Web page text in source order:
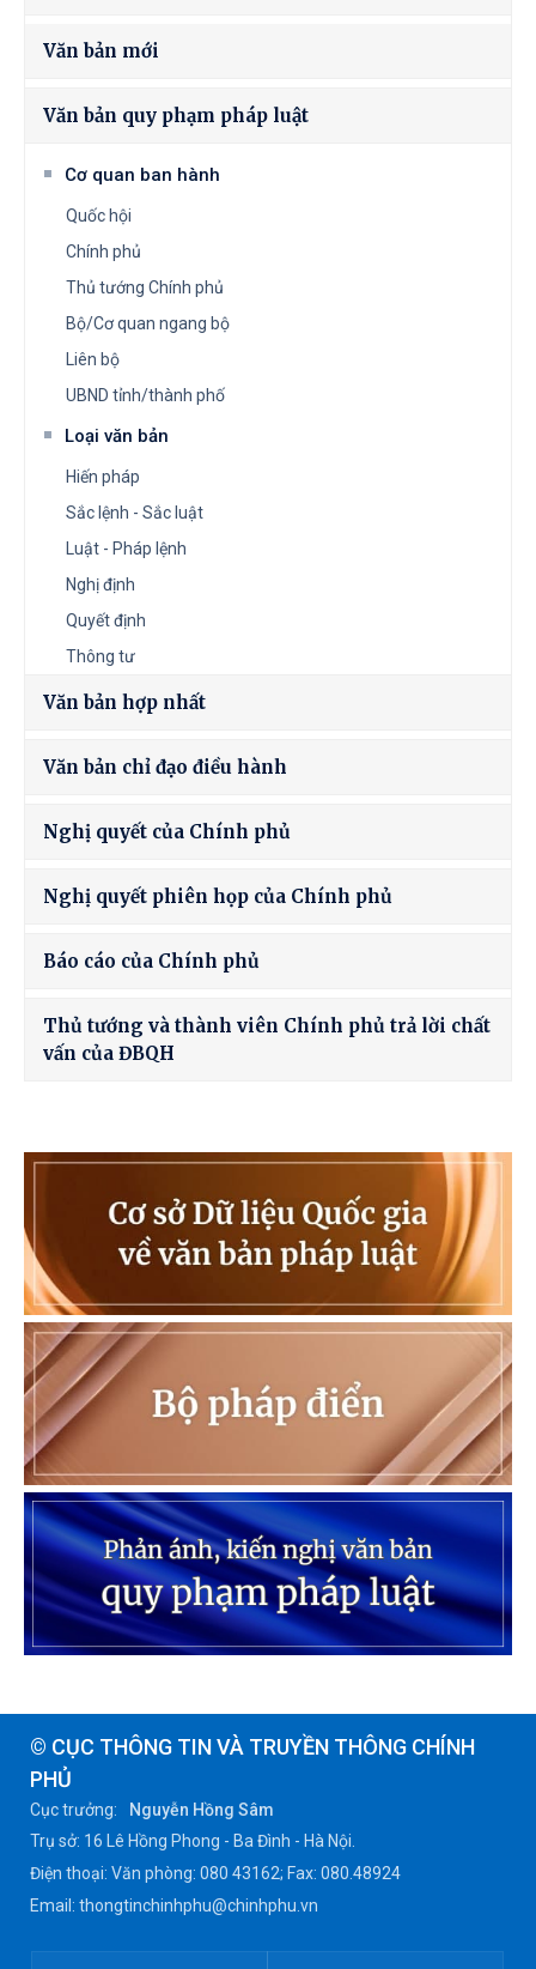
Văn bản mới
Văn bản quy phạm pháp luật
Cơ quan ban hành
Quốc hội
Chính phủ
Thủ tướng Chính phủ
Bộ/Cơ quan ngang bộ
Liên bộ
UBND tỉnh/thành phố
Loại văn bản
Hiến pháp
Sắc lệnh - Sắc luật
Luật - Pháp lệnh
Nghị định
Quyết định
Thông tư
Văn bản hợp nhất
Văn bản chỉ đạo điều hành
Nghị quyết của Chính phủ
Nghị quyết phiên họp của Chính phủ
Báo cáo của Chính phủ
Thủ tướng và thành viên Chính phủ trả lời chất
vấn của ĐBQH
© CỤC THÔNG TIN VÀ TRUYỀN THÔNG CHÍNH
PHỦ
Cục trưởng:
Nguyễn Hồng Sâm
Trụ sở: 16 Lê Hồng Phong - Ba Đình - Hà Nội.
Điện thoại: Văn phòng: 080 43162; Fax: 080.48924
Email: thongtinchinhphu@chinhphu.vn